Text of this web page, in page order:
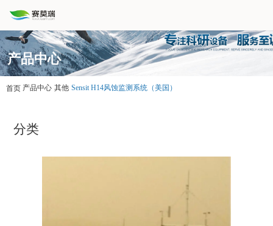
产品中心
首页 产品中心 其他 Sensit H14风蚀监测系统（美国）
分类